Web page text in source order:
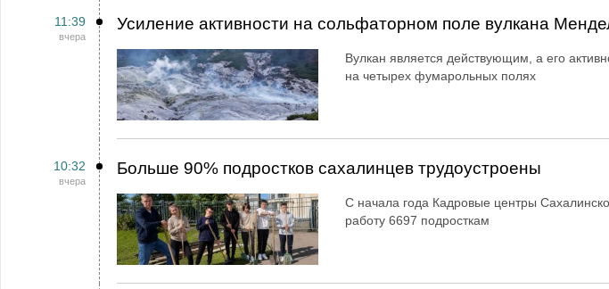
11:39
вчера
Усиление активности на сольфаторном поле вулкана
Вулкан является действующим, а его
на четырех фумарольных полях
10:32
вчера
Больше 90% подростков сахалинцев трудоустроены
С начала года Кадровые центры
работу 6697 подросткам